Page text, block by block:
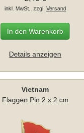
inkl. MwSt., zzgl. Versand
In den Warenkorb
Details anzeigen
Vietnam
Flaggen Pin 2 x 2 cm